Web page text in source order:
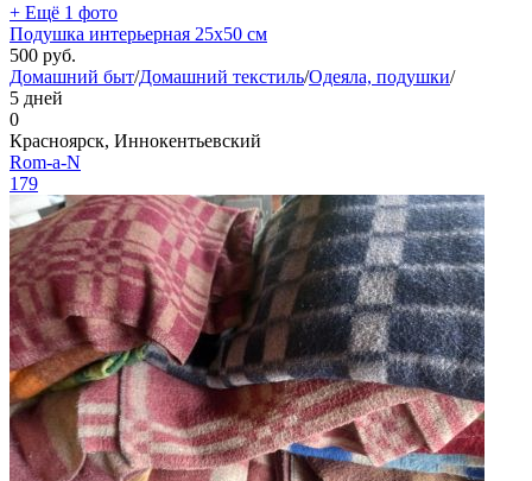
+ Ещё 1 фото
Подушка интерьерная 25х50 см
500 руб.
Домашний быт/Домашний текстиль/Одеяла, подушки/
5 дней
0
Красноярск, Иннокентьевский
Rom-a-N
179